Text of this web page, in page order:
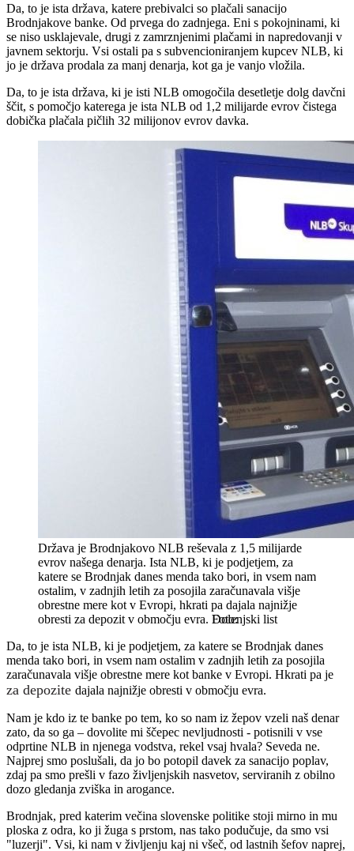
Da, to je ista država, katere prebivalci so plačali sanacijo
Brodnjakove banke. Od prvega do zadnjega. Eni s pokojninami, ki
se niso usklajevale, drugi z zamrznjenimi plačami in napredovanji v
javnem sektorju. Vsi ostali pa s subvencioniranjem kupcev NLB, ki
jo je država prodala za manj denarja, kot ga je vanjo vložila.
Da, to je ista država, ki je isti NLB omogočila desetletje dolg davčni
ščit, s pomočjo katerega je ista NLB od 1,2 milijarde evrov čistega
dobička plačala pičlih 32 milijonov evrov davka.
Država je Brodnjakovo NLB reševala z 1,5 milijarde
evrov našega denarja. Ista NLB, ki je podjetjem, za
katere se Brodnjak danes menda tako bori, in vsem nam
ostalim, v zadnjih letih za posojila zaračunavala višje
obrestne mere kot v Evropi, hkrati pa dajala najnižje
obresti za depozit v območju evra. Dolenjski list
Da, to je ista NLB, ki je podjetjem, za katere se Brodnjak danes
menda tako bori, in vsem nam ostalim v zadnjih letih za posojila
zaračunavala višje obrestne mere kot banke v Evropi. Hkrati pa je
za depozite dajala najnižje obresti v območju evra.
Nam je kdo iz te banke po tem, ko so nam iz žepov vzeli naš denar
zato, da so ga – dovolite mi ščepec nevljudnosti - potisnili v vse
odprtine NLB in njenega vodstva, rekel vsaj hvala? Seveda ne.
Najprej smo poslušali, da jo bo potopil davek za sanacijo poplav,
zdaj pa smo prešli v fazo življenjskih nasvetov, serviranih z obilno
dozo gledanja zviška in arogance.
Brodnjak, pred katerim večina slovenske politike stoji mirno in mu
ploska z odra, ko ji žuga s prstom, nas tako podučuje, da smo vsi
"luzerji". Vsi, ki nam v življenju kaj ni všeč, od lastnih šefov naprej,